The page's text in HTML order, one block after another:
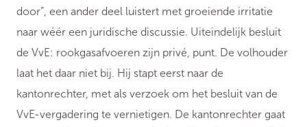
door”, een ander deel luistert met groeiende irritatie
naar wéér een juridische discussie. Uiteindelijk besluit
de VvE: rookgasafvoeren zijn privé, punt. De volhouder
laat het daar niet bij. Hij stapt eerst naar de
kantonrechter, met als verzoek om het besluit van de
VvE-vergadering te vernietigen. De kantonrechter gaat